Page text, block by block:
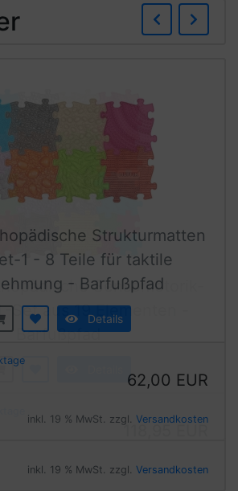
Strukturmatten
1 - 8 Teile für taktile
- Barfußpfad
Details
62,00 EUR
inkl. 19 % MwSt. zzgl. Versandkosten